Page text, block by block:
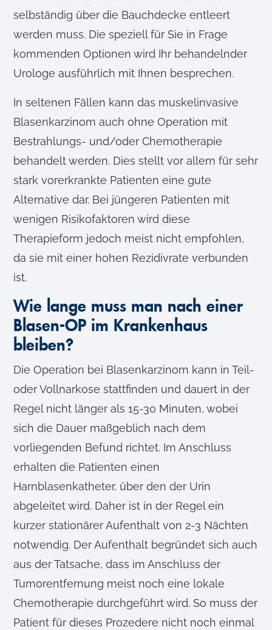
selbständig über die Bauchdecke entleert
werden muss. Die speziell für Sie in Frage
kommenden Optionen wird Ihr behandelnder
Urologe ausführlich mit Ihnen besprechen.
In seltenen Fällen kann das muskelinvasive
Blasenkarzinom auch ohne Operation mit
Bestrahlungs- und/oder Chemotherapie
behandelt werden. Dies stellt vor allem für sehr
stark vorerkrankte Patienten eine gute
Alternative dar. Bei jüngeren Patienten mit
wenigen Risikofaktoren wird diese
Therapieform jedoch meist nicht empfohlen,
da sie mit einer hohen Rezidivrate verbunden
ist.
Wie lange muss man nach einer
Blasen-OP im Krankenhaus
bleiben?
Die Operation bei Blasenkarzinom kann in Teil-
oder Vollnarkose stattfinden und dauert in der
Regel nicht länger als 15-30 Minuten, wobei
sich die Dauer maßgeblich nach dem
vorliegenden Befund richtet. Im Anschluss
erhalten die Patienten einen
Harnblasenkatheter, über den der Urin
abgeleitet wird. Daher ist in der Regel ein
kurzer stationärer Aufenthalt von 2-3 Nächten
notwendig. Der Aufenthalt begründet sich auch
aus der Tatsache, dass im Anschluss der
Tumorentfernung meist noch eine lokale
Chemotherapie durchgeführt wird. So muss der
Patient für dieses Prozedere nicht noch einmal